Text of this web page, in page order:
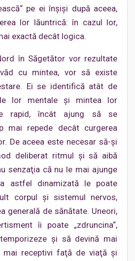
pe ei înşişi după aceea,
lor lăuntrică: în cazul lor,
exactă decât logica.
în Săgetător vor rezultate
cu mintea, vor să existe
Ei se identifică atât de
lor mentale şi mintea lor
rapid, încât ajung să se
mai repede decât curgerea
De aceea este necesar să-şi
deliberat ritmul şi să aibă
senzaţia că nu le mai ajunge
astfel dinamizată le poate
corpul şi sistemul nervos,
generală de sănătate. Uneori,
îi poate „zdruncina“,
şi să devină mai
mai receptivi faţă de viaţă şi